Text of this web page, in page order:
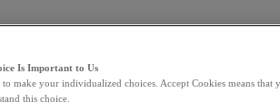
Is Important to Us
make your individualized choices. Accept Cookies means that
this choice.